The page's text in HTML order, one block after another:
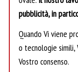
pubblicità, in
Quando Vi viene
o tecnologie simili,
Vostro consenso.